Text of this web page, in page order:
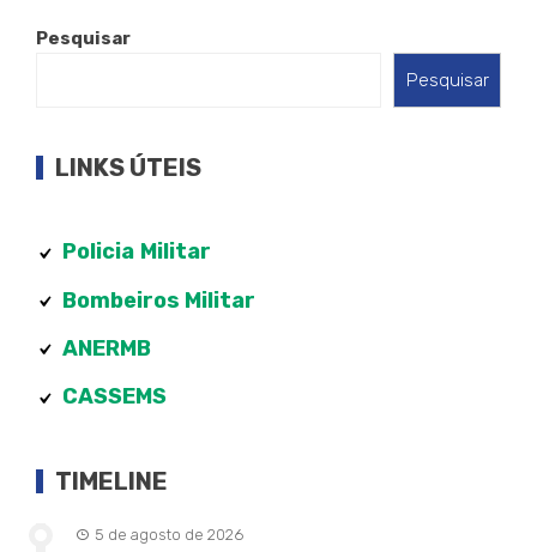
Pesquisar
Pesquisar
LINKS ÚTEIS
Policia Militar
Bombeiros Militar
ANERMB
CASSEMS
TIMELINE
5 de agosto de 2026